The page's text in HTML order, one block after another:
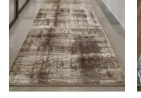
1.50 - 1575 грн
2.00 - 2070 грн
2.50 - 2610 грн
3.00 - 3150 грн